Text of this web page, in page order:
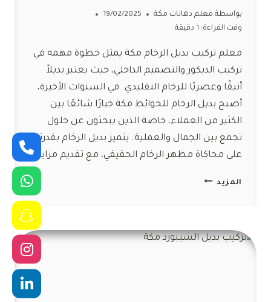
بواسطة معلم دهانات مكة
19/02/2025
وقت القراءة:
دقيقة
معلم تركيب بديل الرخام مكة يمثل خطوة مهمه في
تركيب الديكور والتصميم الداخلي، حيث يعتبر بديلاً
أنيقًا وعصريًا للرخام التقليدي. في السنوات الأخيرة،
أصبح بديل الرخام للحوائط مكة خيارًا شائعًا بين
الكثير من العملاء، خاصة الذين يبحثون عن حلول
تجمع بين الجمال والعملية. يتميز بديل الرخام بقدرته
على محاكاة مظهر الرخام الحقيقي، مع تقديم مزايا…
المزيد معلم
مكة